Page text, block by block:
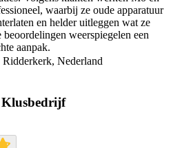
waarbij ze oude apparatuur
en helder uitleggen wat ze
weerspiegelen een
aanpak.
Nederland